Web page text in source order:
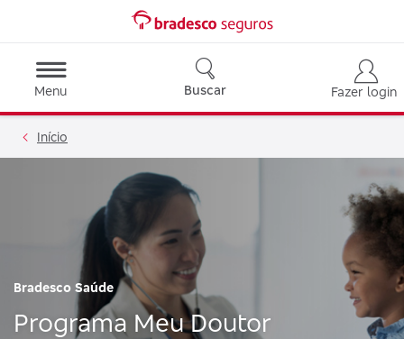
Menu Buscar Fazer login
Início
Bradesco Saúde
Programa Meu Doutor